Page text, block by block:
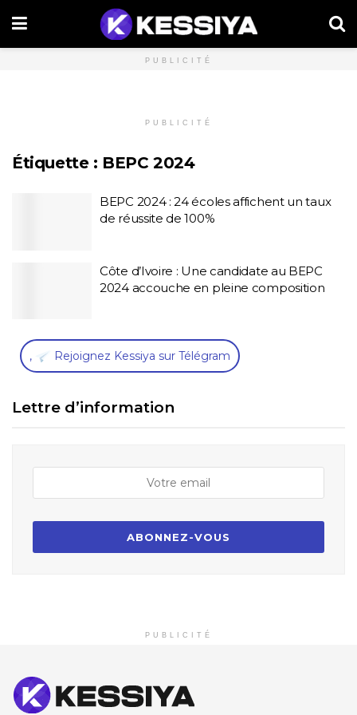
PUBLICITÉ
PUBLICITÉ
Étiquette : BEPC 2024
BEPC 2024 : 24 écoles affichent un taux
de réussite de 100%
Côte d’Ivoire : Une candidate au BEPC
2024 accouche en pleine composition
, Rejoignez Kessiya sur Télégram
Lettre d’information
PUBLICITÉ